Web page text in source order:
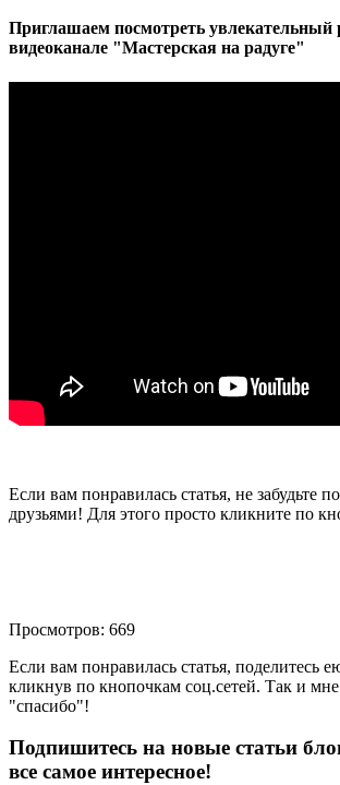
Приглашаем посмотреть
видеоканале "Мастерская на радуге"
Если вам понравилась статья, не забудьте
друзьями! Для этого просто кликните по
Просмотров: 669
Если вам понравилась статья, поделитесь
кликнув по кнопочкам соц.сетей. Так и
"спасибо"!
Подпишитесь на новые статьи
все самое интересное!